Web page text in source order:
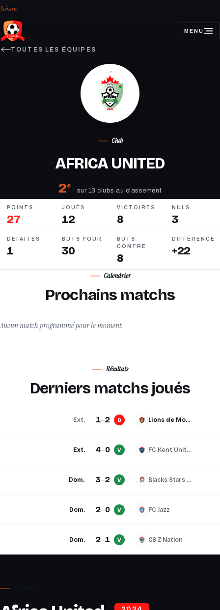
Saison
MENU
OUVRIR
LE
TOUTES LES ÉQUIPES
Club
AFRICA UNITED
2e
sur 13 clubs au classement
POINTS
27
JOUÉS
12
VICTOIRES
8
NULS
3
DÉFAITES
1
BUTS POUR
30
BUTS
CONTRE
8
DIFFÉRENCE
+22
Calendrier
Prochains matchs
Aucun match programmé pour le moment.
Résultats
Derniers matchs joués
Ext. 1–2 D Lions de Montreal
Ext. 4–0 V FC Kent United
Dom. 3–2 V Blacks Stars Ghana
Dom. 2–0 V FC Jazz
Dom. 2–1 V CS Z Nation